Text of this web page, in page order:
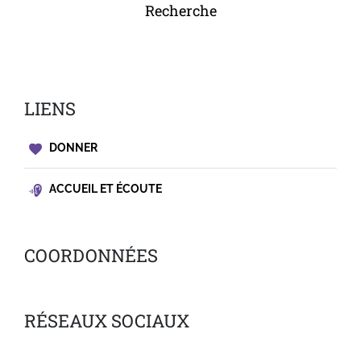
Recherche
LIENS
DONNER
ACCUEIL ET ÉCOUTE
COORDONNÉES
RÉSEAUX SOCIAUX